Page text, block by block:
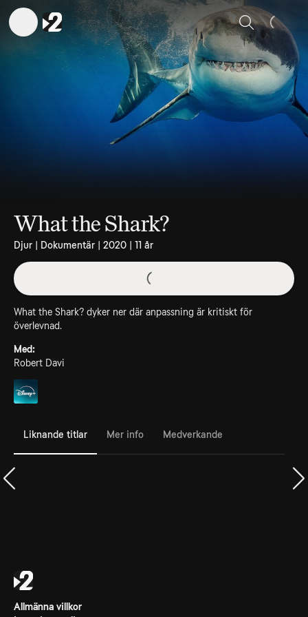
Sök
What the Shark?
Djur | Dokumentär | 2020 | 11 år
What the Shark? dyker ner där anpassning är kritiskt för
överlevnad.
Med:
Robert Davi
Liknande titlar Mer info Medverkande
Allmänna villkor